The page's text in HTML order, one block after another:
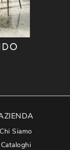
Chi Siamo
Cataloghi